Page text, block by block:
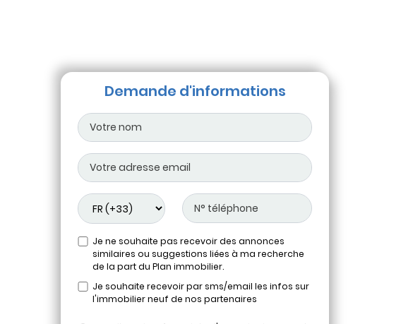
Demande d'informations
Je ne souhaite pas recevoir des annonces
similaires ou suggestions liées à ma recherche
de la part du Plan immobilier.
Je souhaite recevoir par sms/email les infos sur
l'immobilier neuf de nos partenaires